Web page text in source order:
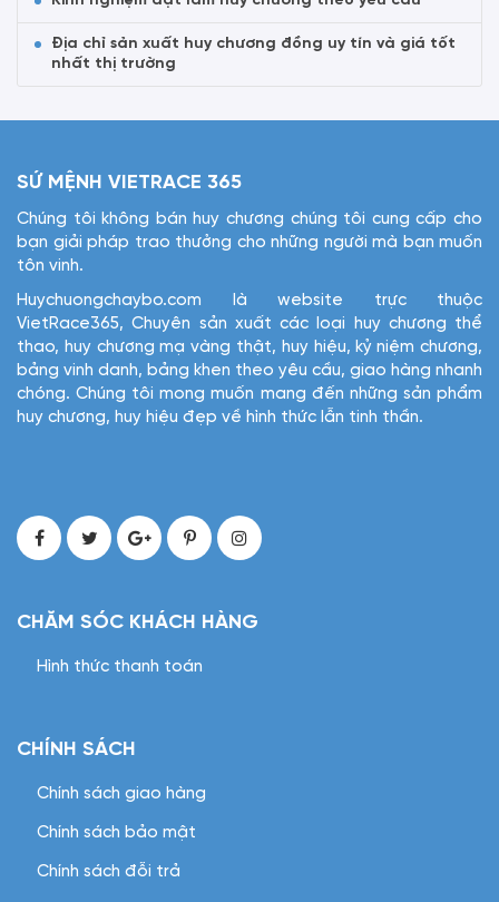
Địa chỉ sản xuất huy chương đồng uy tín và giá tốt
nhất thị trường
SỨ MỆNH VIETRACE 365
Chúng tôi không bán huy chương chúng tôi cung cấp cho
bạn giải pháp trao thưởng cho những người mà bạn muốn
tôn vinh.
Huychuongchaybo.com là website trực thuộc
VietRace365, Chuyên sản xuất các loại huy chương thể
thao, huy chương mạ vàng thật, huy hiệu, kỷ niệm chương,
bảng vinh danh, bảng khen theo yêu cầu, giao hàng nhanh
chóng. Chúng tôi mong muốn mang đến những sản phẩm
huy chương, huy hiệu đẹp về hình thức lẫn tinh thần.
CHĂM SÓC KHÁCH HÀNG
Hình thức thanh toán
CHÍNH SÁCH
Chính sách giao hàng
Chính sách bảo mật
Chính sách đỗi trả